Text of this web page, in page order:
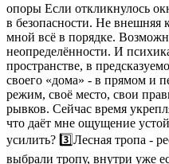
опоры Если откликнулось
в безопасности. Не внешняя
мной всё в порядке.
неопределённости. И
пространстве, в
своего «дома» - в прямом и
режим, своё место, свои
рывков. Сейчас время
что даёт мне ощущение
усилить? 3️⃣Лесная тропа -
выбрали тропу, внутри уже